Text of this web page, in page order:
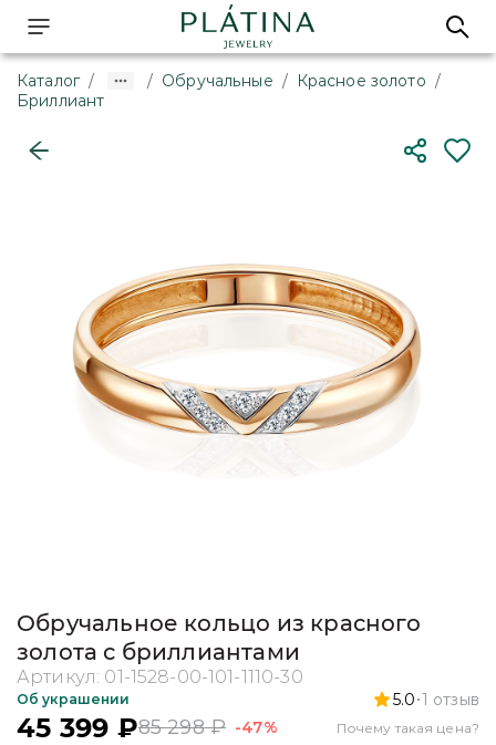
Каталог / / Обручальные / Красное золото /
Бриллиант
Обручальное кольцо из красного
золота с бриллиантами
Артикул: 01-1528-00-101-1110-30
Об украшении 5.0 1 отзыв
45 399 ₽85 298₽ -47% Почему такая цена?